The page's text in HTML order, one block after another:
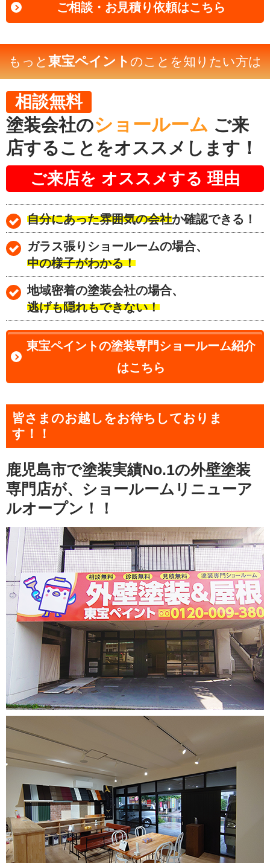
ご相談・お見積り依頼はこちら
もっと 東宝ペイントのことを知りたい方は
相談無料
塗装会社のショールーム ご来
店することをオススメします！
ご来店を オススメする 理由
自分にあった雰囲気の会社か確認できる！
ガラス張りショールームの場合、
中の様子がわかる！
地域密着の塗装会社の場合、
逃げも隠れもできない！
東宝ペイントの塗装専門ショールーム紹介
はこちら
皆さまのお越しをお待ちしておりま
す！！
鹿児島市で塗装実績No.1の外壁塗装
専門店が、ショールームリニューア
ルオープン！！